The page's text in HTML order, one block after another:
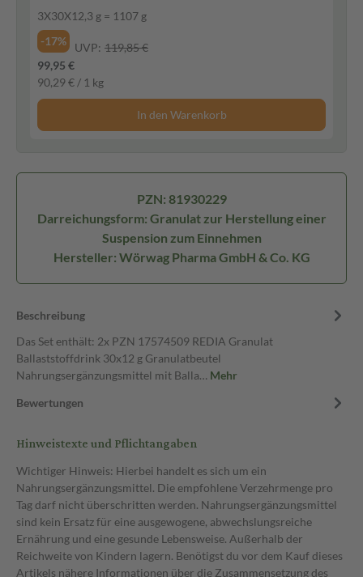
Suspension zum Einnehmen
3X30X12,3 g = 1107 g
-17%
UVP: 119,85 €
99,95 €
90,29 € / 1 kg
In den Warenkorb
PZN: 81930229
Darreichungsform: Granulat zur Herstellung einer
Suspension zum Einnehmen
Hersteller: Wörwag Pharma GmbH & Co. KG
Beschreibung
Das Set enthält: 2x PZN 17574509 REDIA Granulat
Ballaststoffdrink 30x12 g Granulatbeutel
Nahrungsergänzungsmittel mit Balla… Mehr
Bewertungen
Hinweistexte und Pflichtangaben
Wichtiger Hinweis: Hierbei handelt es sich um ein
Nahrungsergänzungsmittel. Die empfohlene Verzehrmenge pro
Tag darf nicht überschritten werden. Nahrungsergänzungsmittel
sind kein Ersatz für eine ausgewogene, abwechslungsreiche
Ernährung und eine gesunde Lebensweise. Außerhalb der
Reichweite von Kindern lagern. Benötigst du vor dem Kauf dieses
Artikels nähere Informationen über die Zusammensetzung des